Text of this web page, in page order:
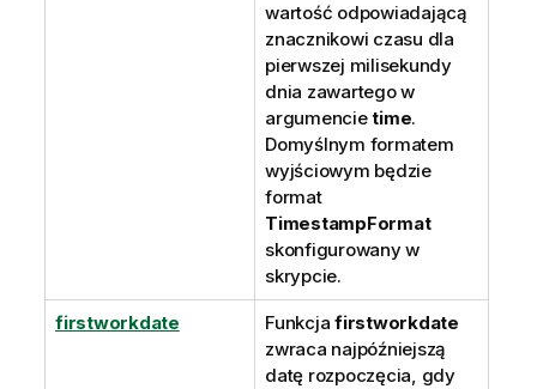
wartość odpowiadającą
znacznikowi czasu dla
pierwszej milisekundy
dnia zawartego w
argumencietime.
Domyślnym formatem
wyjściowym będzie
format
TimestampFormat
skonfigurowany w
skrypcie.
firstworkdate Funkcja firstworkdate
zwraca najpóźniejszą
datę rozpoczęcia, gdy